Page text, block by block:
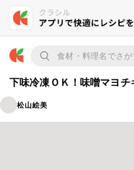
下味冷凍ＯＫ！味噌マヨ
松山絵美